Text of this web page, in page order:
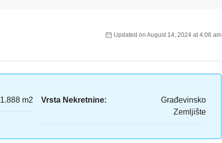
Updated on August 14, 2024 at 4:06 am
1.888 m2 Vrsta Nekretnine:
Građevinsko
Zemljište